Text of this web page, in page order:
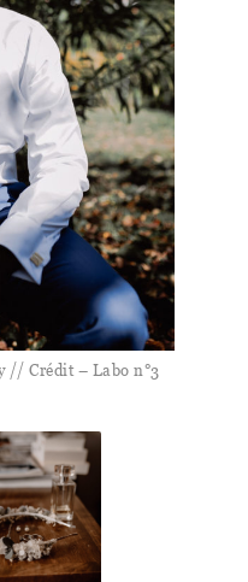
// Crédit – Labo n°3